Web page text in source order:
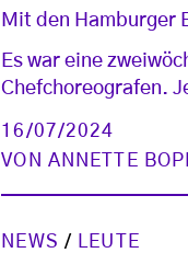
Mit den Hamburger
Es war eine
Chefchoreografen.
16/07/2024
VON ANNETTE
NEWS / LEUTE